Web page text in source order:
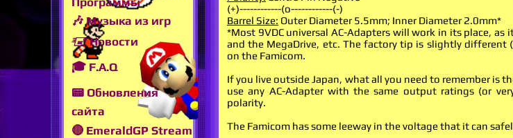
🎶 Музыка из игр
🖅 Новости
🎓 F.A.Q
📟 Обновления
сайта
🔴 EmeraldGP Stream
(+)------------(o------------(-)
Barrel Size: Outer Diameter 5.5mm; Inner Diameter 2.0mm*
*Most 9VDC universal AC-Adapters will work in its place, as
and the MegaDrive, etc. The factory tip is slightly different
on the Famicom.
If you live outside Japan, what all you need to remember is
use any AC-Adapter with the same output ratings (or
polarity.
The Famicom has some leeway in the voltage that it can